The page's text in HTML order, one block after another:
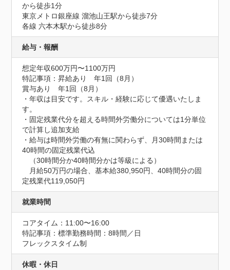
から徒歩1分
東京メトロ銀座線 溜池山王駅から徒歩7分
各線 六本木駅から徒歩8分
給与・報酬
想定年収600万円〜1100万円
特記事項：昇給あり　年1回（8月）
賞与あり　年1回（8月）
・年収は目安です。スキル・経験に応じて優遇いたしま
す。
・固定残業代分を超える時間外労働分については1分単位
で計算し追加支給
・給与は時間外労働の有無に関わらず、月30時間または
40時間の固定残業代込
（30時間分か40時間分かは等級による）
月給50万円の場合、基本給380,950円、40時間分の固
定残業代119,050円
就業時間
コアタイム：11:00〜16:00
特記事項：標準勤務時間：8時間／日
フレックスタイム制
休暇・休日